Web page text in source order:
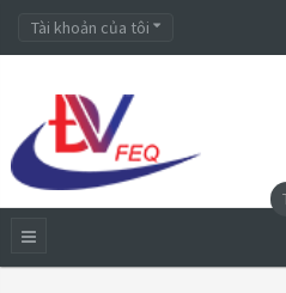
Tài khoản của tôi